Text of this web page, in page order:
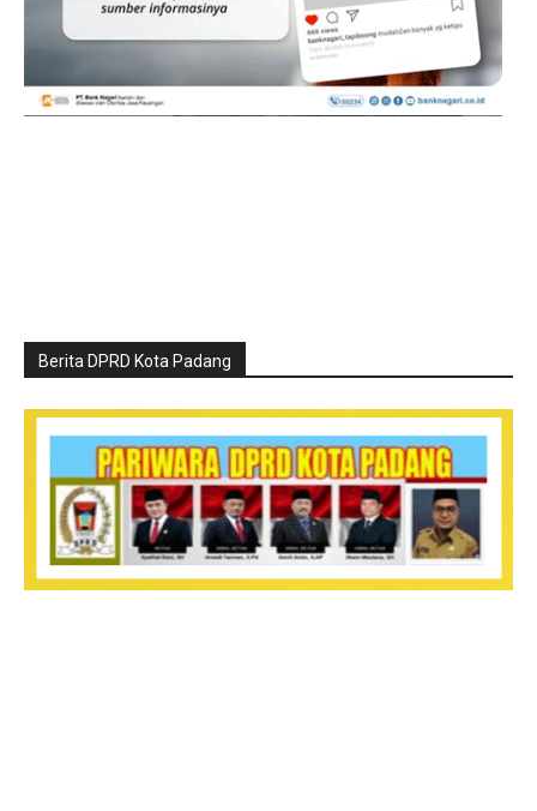
Berita DPRD Kota Padang